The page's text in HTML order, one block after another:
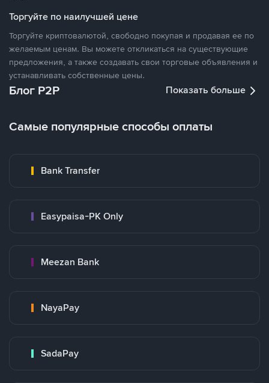
Торгуйте по наилучшей цене
Торгуйте криптовалютой, свободно покупая и продавая ее по
желаемым ценам. Вы можете откликаться на существующие
предложения, а также создавать свои торговые объявления и
устанавливать собственные цены.
Блог P2P Показать больше
Самые популярные способы оплаты
Bank Transfer
Easypaisa-PK Only
Meezan Bank
NayaPay
SadaPay